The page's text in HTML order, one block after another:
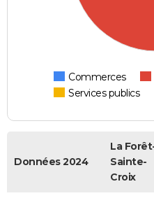
Commerces
Services publics
Données 2024
La
Sainte-
Croix